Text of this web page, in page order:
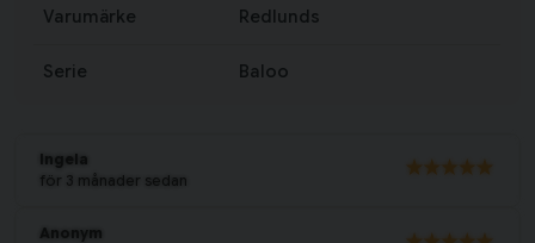
Varumärke Redlunds
Serie Baloo
Ingela
för 3 månader sedan
Anonym